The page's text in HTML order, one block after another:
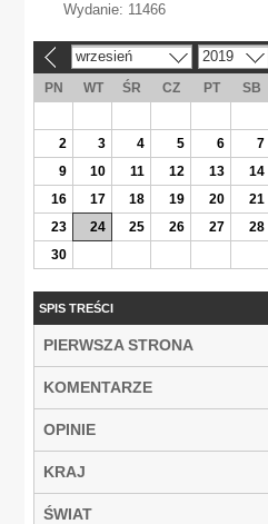
Wydanie: 11466
wrzesień 2019
PN WT ŚR CZ PT SB
2
3 4 5 6 7
9
10 11 12 13 14
16
17 18 19 20 21
23
24 25 26 27 28
30
SPIS TREŚCI
PIERWSZA STRONA
KOMENTARZE
OPINIE
KRAJ
ŚWIAT